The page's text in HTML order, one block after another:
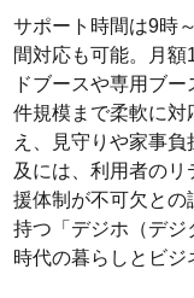
サポート時間は9時
間対応も可能。月
ドブースや専用ブ
件規模まで柔軟に対
え、見守りや家事
及には、利用者の
援体制が不可欠との
持つ「デジホ（デジ
時代の暮らしとビジ